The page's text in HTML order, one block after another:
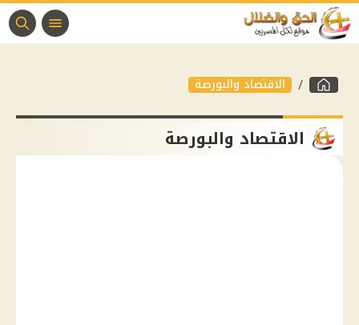
الاقتصاد والبورصة
الاقتصاد والبورصة